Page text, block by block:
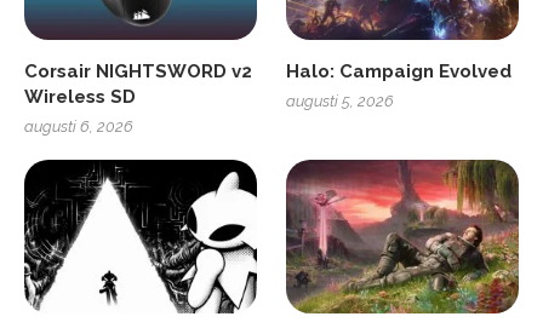
Corsair NIGHTSWORD v2
Wireless SD
augusti 6, 2026
Halo: Campaign Evolved
augusti 5, 2026